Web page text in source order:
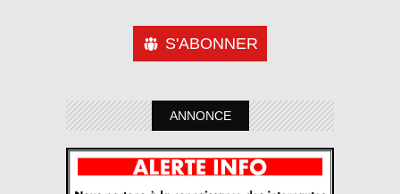
S'ABONNER
ANNONCE